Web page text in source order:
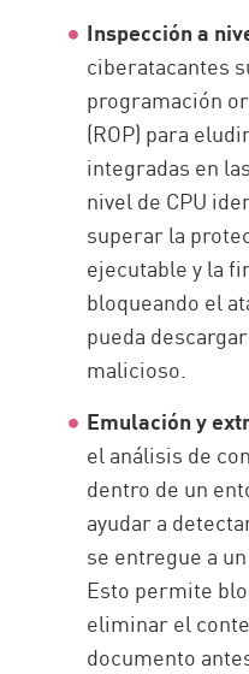
Inspección a
ciberatacantes
programación
(ROP) para
integradas en
nivel de CPU
superar la
ejecutable y la
bloqueando el
pueda
malicioso.
Emulación y
el análisis de
dentro de un
ayudar a
se entregue a
Esto permite
eliminar el
documento